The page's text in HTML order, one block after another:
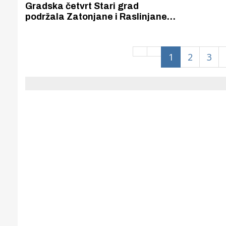
Gradska četvrt Stari grad
podržala Zatonjane i Raslinjane,
1 2 3